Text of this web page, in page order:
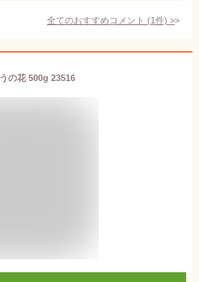
全てのおすすめコメント (1件) >
うの花 500g 23516